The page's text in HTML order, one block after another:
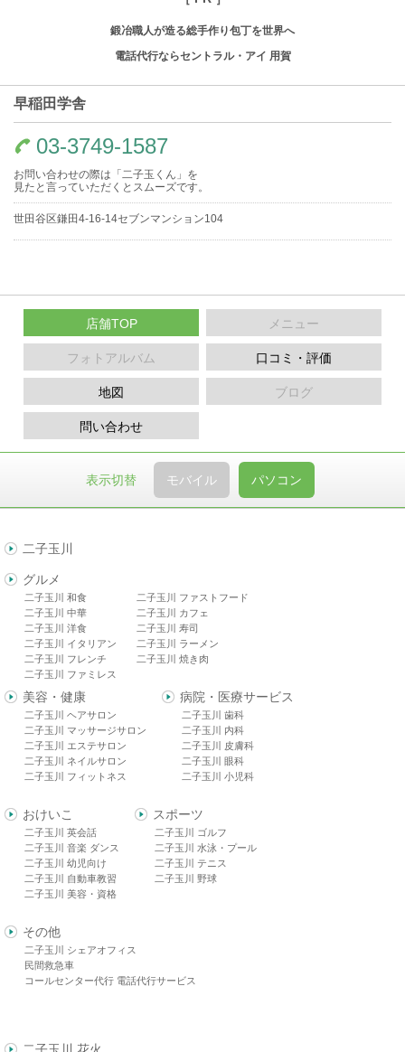
鍛冶職人が造る総手作り包丁を世界へ
電話代行ならセントラル・アイ 用賀
早稲田学舎
03-3749-1587
お問い合わせの際は「二子玉くん」を
見たと言っていただくとスムーズです。
世田谷区鎌田4-16-14セブンマンション104
店舗TOP メニュー
フォトアルバム 口コミ・評価
地図 ブログ
問い合わせ
表示切替 モバイル パソコン
二子玉川
グルメ
二子玉川 和食
二子玉川 中華
二子玉川 洋食
二子玉川 イタリアン
二子玉川 フレンチ
二子玉川 ファミレス
二子玉川 ファストフード
二子玉川 カフェ
二子玉川 寿司
二子玉川 ラーメン
二子玉川 焼き肉
美容・健康
二子玉川 ヘアサロン
二子玉川 マッサージサロン
二子玉川 エステサロン
二子玉川 ネイルサロン
二子玉川 フィットネス
病院・医療サービス
二子玉川 歯科
二子玉川 内科
二子玉川 皮膚科
二子玉川 眼科
二子玉川 小児科
おけいこ
二子玉川 英会話
二子玉川 音楽 ダンス
二子玉川 幼児向け
二子玉川 自動車教習
二子玉川 美容・資格
スポーツ
二子玉川 ゴルフ
二子玉川 水泳・プール
二子玉川 テニス
二子玉川 野球
その他
二子玉川 シェアオフィス
民間救急車
コールセンター代行 電話代行サービス
二子玉川 花火